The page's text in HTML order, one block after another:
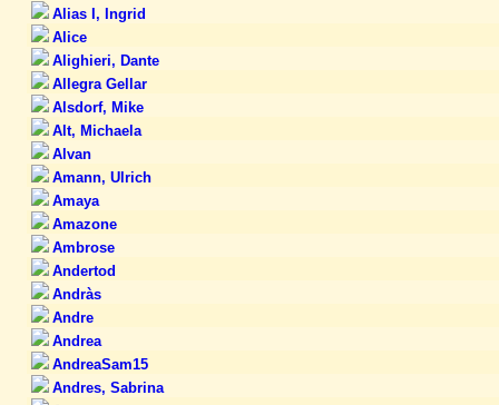
Alias I, Ingrid
Alice
Alighieri, Dante
Allegra Gellar
Alsdorf, Mike
Alt, Michaela
Alvan
Amann, Ulrich
Amaya
Amazone
Ambrose
Andertod
Andràs
Andre
Andrea
AndreaSam15
Andres, Sabrina